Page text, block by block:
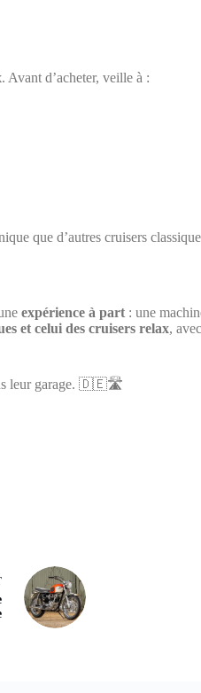
. Avant d’acheter, veille à :
que d’autres cruisers
expérience à part : une
et celui des cruisers relax,
leur garage. 🇩🇪🛣️